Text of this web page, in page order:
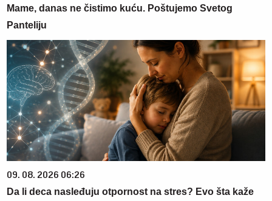
Mame, danas ne čistimo kuću. Poštujemo Svetog
Panteliju
09. 08. 2026 06:26
Da li deca nasleđuju otpornost na stres? Evo šta kaže